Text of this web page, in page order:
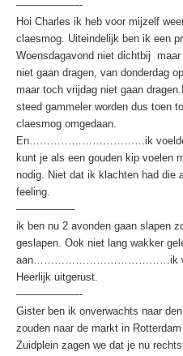
——————-
Hoi Charles ik heb voor mijzelf
claesmog. Uiteindelijk ben ik een
Woensdagavond niet dichtbij
niet gaan dragen, van donderdag
maar toch vrijdag niet gaan
steed gammeler worden dus toen
claesmog omgedaan.
En……………………………ik voelde
kunt je als een gouden kip voelen
nodig. Niet dat ik klachten had die
feeling.
—————–
ik ben nu 2 avonden gaan
geslapen. Ook niet lang wakker
aan…………………………………ik wil
Heerlijk uitgerust.
——————-
Gister ben ik onverwachts naar
zouden naar de markt in
Zuidplein zagen we dat je nu